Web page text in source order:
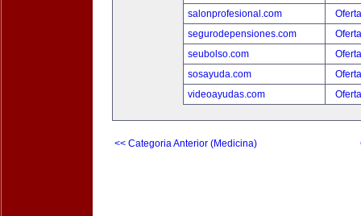
salonprofesional.com
segurodepensiones.com
seubolso.com
sosayuda.com
videoayudas.com
<< Categoria Anterior (Medicina)